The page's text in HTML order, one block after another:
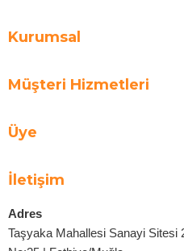
Kurumsal
Müşteri Hizmetleri
Üye
İletişim
Adres
Taşyaka Mahallesi Sanayi Sitesi